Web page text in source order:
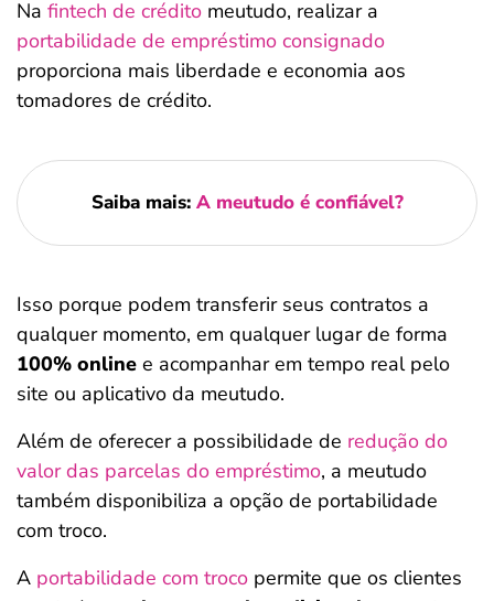
Na fintech de crédito meutudo, realizar a
portabilidade de empréstimo consignado
proporciona mais liberdade e economia aos
tomadores de crédito.
Saiba mais: A meutudo é confiável?
Isso porque podem transferir seus contratos a
qualquer momento, em qualquer lugar de forma
100% online e acompanhar em tempo real pelo
site ou aplicativo da meutudo.
Além de oferecer a possibilidade de redução do
valor das parcelas do empréstimo, a meutudo
também disponibiliza a opção de portabilidade
com troco.
A portabilidade com troco permite que os clientes